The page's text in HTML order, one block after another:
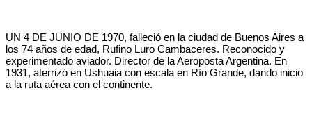
UN 4 DE JUNIO DE 1970, falleció en la ciudad de Buenos Aires a
los 74 años de edad, Rufino Luro Cambaceres. Reconocido y
experimentado aviador. Director de la Aeroposta Argentina. En
1931, aterrizó en Ushuaia con escala en Río Grande, dando inicio
a la ruta aérea con el continente.